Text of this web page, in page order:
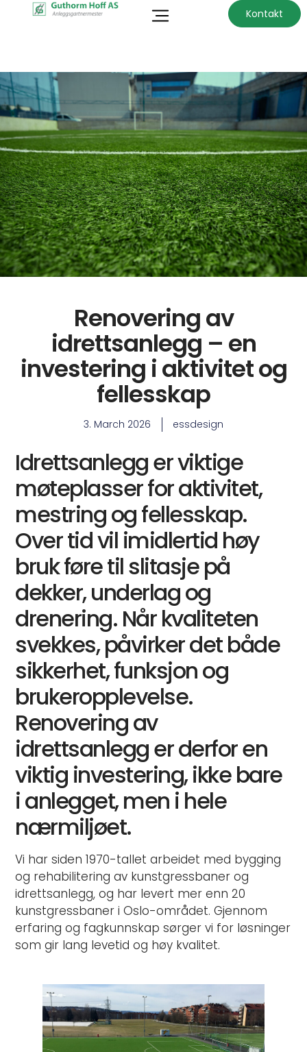
Kontakt
Renovering av
idrettsanlegg – en
investering i aktivitet og
fellesskap
3. March 2026 essdesign
Idrettsanlegg er viktige
møteplasser for aktivitet,
mestring og fellesskap.
Over tid vil imidlertid høy
bruk føre til slitasje på
dekker, underlag og
drenering. Når kvaliteten
svekkes, påvirker det både
sikkerhet, funksjon og
brukeropplevelse.
Renovering av
idrettsanlegg er derfor en
viktig investering, ikke bare
i anlegget, men i hele
nærmiljøet.
Vi har siden 1970-tallet arbeidet med bygging
og rehabilitering av kunstgressbaner og
idrettsanlegg, og har levert mer enn 20
kunstgressbaner i Oslo-området. Gjennom
erfaring og fagkunnskap sørger vi for løsninger
som gir lang levetid og høy kvalitet.